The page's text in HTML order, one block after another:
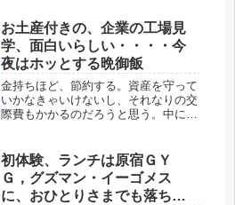
ます」とあいさつをされ、本題に入っ
ていた。日大の会見とは、随分違うな
ぁ...
お土産付きの、企業の工場見
学、面白いらしい・・・・今
夜はホッとする晩御飯
金持ちほど、節約する。資産を守って
いかなきゃいけないし、それなりの交
際費もかかるのだろうと思う。中に
独死のニュースで、実は資産家だっ
た、というのも割とある。金持ちなの
に、無...
初体験、ランチは原宿ＧＹ
Ｇ，グズマン・イーゴメス
に、おひとりさまでも落ちつ